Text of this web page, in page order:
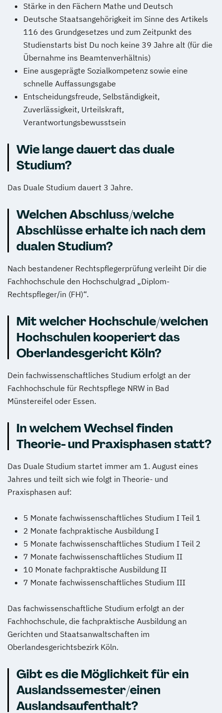
Stärke in den Fächern Mathe und Deutsch
Deutsche Staatsangehörigkeit im Sinne des Artikels
116 des Grundgesetzes und zum Zeitpunkt des
Studienstarts bist Du noch keine 39 Jahre alt (für die
Übernahme ins Beamtenverhältnis)
Eine ausgeprägte Sozialkompetenz sowie eine
schnelle Auffassungsgabe
Entscheidungsfreude, Selbständigkeit,
Zuverlässigkeit, Urteilskraft,
Verantwortungsbewusstsein
Wie lange dauert das duale
Studium?
Das Duale Studium dauert 3 Jahre.
Welchen Abschluss/welche
Abschlüsse erhalte ich nach dem
dualen Studium?
Nach bestandener Rechtspflegerprüfung verleiht Dir die
Fachhochschule den Hochschulgrad „Diplom-
Rechtspfleger/in (FH)“.
Mit welcher Hochschule/welchen
Hochschulen kooperiert das
Oberlandesgericht Köln?
Dein fachwissenschaftliches Studium erfolgt an der
Fachhochschule für Rechtspflege NRW in Bad
Münstereifel oder Essen.
In welchem Wechsel finden
Theorie- und Praxisphasen statt?
Das Duale Studium startet immer am 1. August eines
Jahres und teilt sich wie folgt in Theorie- und
Praxisphasen auf:
5 Monate fachwissenschaftliches Studium I Teil 1
2 Monate fachpraktische Ausbildung I
5 Monate fachwissenschaftliches Studium I Teil 2
7 Monate fachwissenschaftliches Studium II
10 Monate fachpraktische Ausbildung II
7 Monate fachwissenschaftliches Studium III
Das fachwissenschaftliche Studium erfolgt an der
Fachhochschule, die fachpraktische Ausbildung an
Gerichten und Staatsanwaltschaften im
Oberlandesgerichtsbezirk Köln.
Gibt es die Möglichkeit für ein
Auslandssemester/einen
Auslandsaufenthalt?